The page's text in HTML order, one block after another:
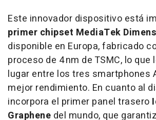
Este innovador dispositivo está
primer chipset MediaTek
disponible en Europa, fabricado
proceso de 4 nm de TSMC, lo que
lugar entre los tres smartphones
mejor rendimiento. En cuanto al
incorpora el primer panel trasero
Graphene del mundo, que